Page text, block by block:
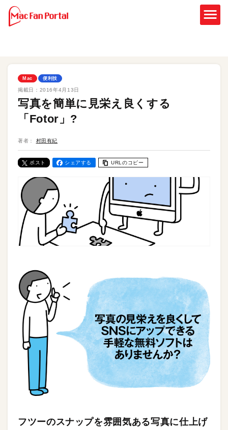
Mac 便利技
掲載日： 2016年4月13日
写真を簡単に見栄え良くする
「Fotor」?
著者： 村田有紀
ポスト シェアする URLのコピー
フツーのスナップを雰囲気ある写真に仕上げ